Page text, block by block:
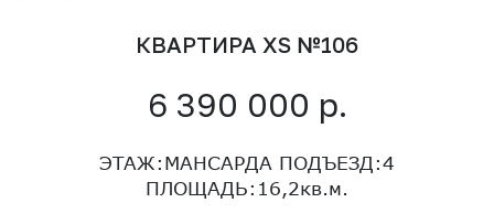
КВАРТИРА XS №106
6 390 000 р.
ЭТАЖ:МАНСАРДА ПОДЪЕЗД:4
ПЛОЩАДЬ:16,2кв.м.